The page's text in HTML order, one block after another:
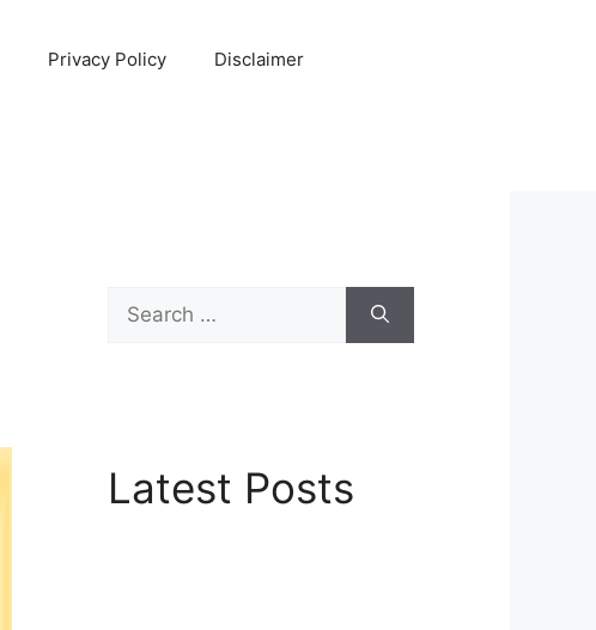
Privacy Policy Disclaimer
Search
for:
Latest Posts